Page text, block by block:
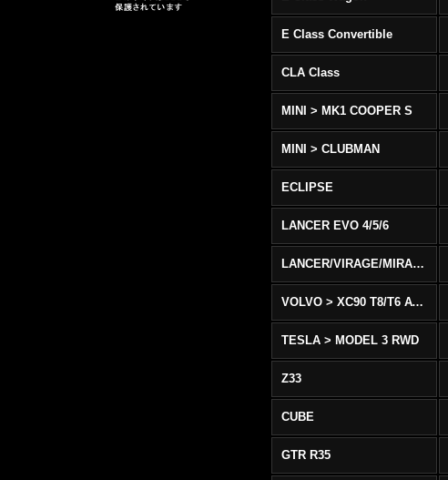
E Class Convertible
CLA Class
MINI > MK1 COOPER S
MINI > CLUBMAN
ECLIPSE
LANCER EVO 4/5/6
LANCER/VIRAGE/MIRAGE
VOLVO > XC90 T8/T6 AWD
TESLA > MODEL 3 RWD
Z33
CUBE
GTR R35